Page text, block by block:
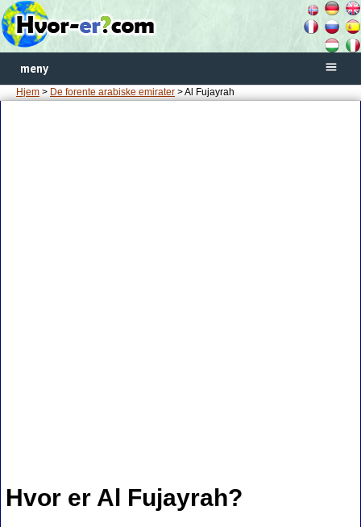
meny
Hjem > De forente arabiske emirater > Al Fujayrah
Hvor er Al Fujayrah?